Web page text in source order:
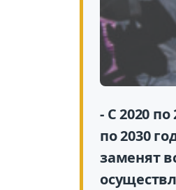
- С 2020
по 2030
заменят